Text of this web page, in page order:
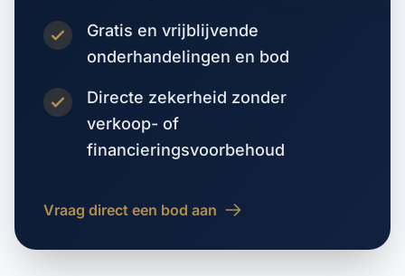
Gratis en vrijblijvende
onderhandelingen en bod
Directe zekerheid zonder
verkoop- of
financieringsvoorbehoud
Vraag direct een bod aan